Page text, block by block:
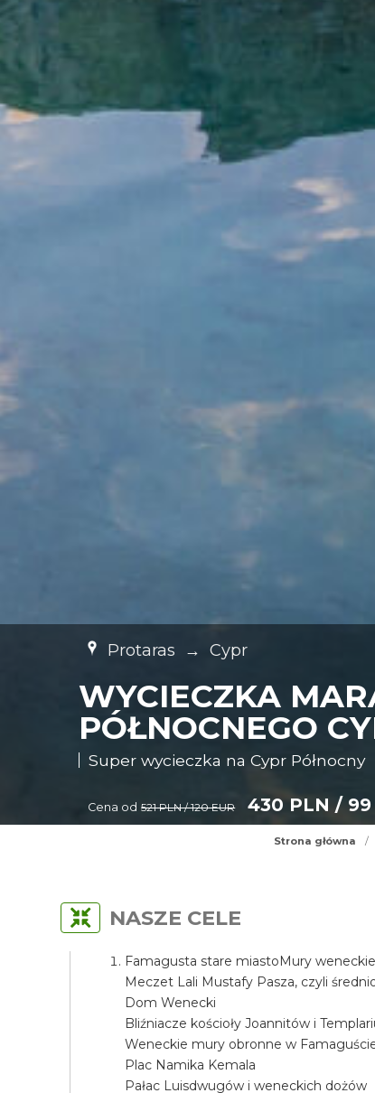
Protaras → Cypr
WYCIECZKA
PÓŁNOCNEGO
Super wycieczka na Cypr Północny
Cena od 521 PLN / 120 EUR 430 PLN / 99
Strona główna /
NASZE CELE
Famagusta stare miastoMury
Meczet Lali Mustafy Pasza, czyli
Dom Wenecki
Bliźniacze kościoły Joannitów i
Weneckie mury obronne w
Plac Namika Kemala
Pałac Luisdwugów i weneckich dożów